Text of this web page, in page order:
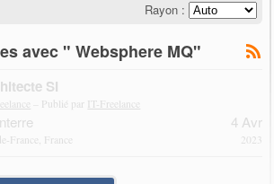
Rayon :
avec " Websphere MQ"
SI
– Publié par IT-Freelance
France, France
4 Avr
2023